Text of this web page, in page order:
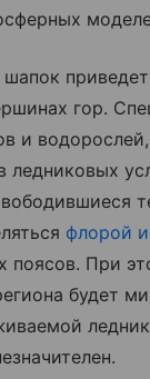
гор.
и
ледниковых
флорой
поясов. При
будет